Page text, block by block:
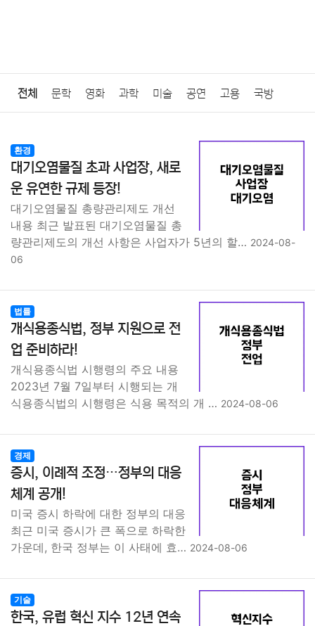
전체 문학 영화 과학 미술 공연 고용 국방
질병 가요 방송 일상 주식 암호화폐 블록체인
결혼 육아 반려동물 패션 미용
요리 상품리뷰 원예 금융 게임 스포츠 사진
대출 자동차 취미 여행 맛집 IT 컴퓨터 기술
종교 사회 정치 건강 의료 경제 마케팅
부동산 외국어 교육 교통 생활
환경
대기오염물질 초과 사업장, 새로
운 유연한 규제 등장!
대기오염물질 총량관리제도 개선
내용 최근 발표된 대기오염물질 총
량관리제도의 개선 사항은 사업자가 5년의 할… 2024-08-
06
법률
개식용종식법, 정부 지원으로 전
업 준비하라!
개식용종식법 시행령의 주요 내용
2023년 7월 7일부터 시행되는 개
식용종식법의 시행령은 식용 목적의 개 … 2024-08-06
경제
증시, 이례적 조정…정부의 대응
체계 공개!
미국 증시 하락에 대한 정부의 대응
최근 미국 증시가 큰 폭으로 하락한
가운데, 한국 정부는 이 사태에 효… 2024-08-06
기술
한국, 유럽 혁신 지수 12년 연속